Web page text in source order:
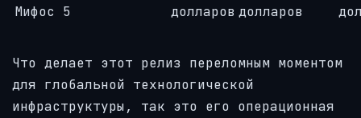
Мифос 5
долларов долларов
Что делает этот релиз переломным моментом
для глобальной технологической
инфраструктуры, так это его операционная